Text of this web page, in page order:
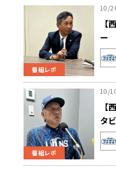
番組レポ
10/
【
ー
理
た
番組レポ
10/
【
タ
だ